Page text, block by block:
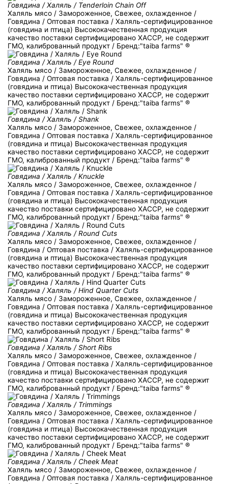
Говядина / Халяль / Tenderloin Chain Off
Халяль мясо / Замороженное, Свежее, охлажденное /
Говядина / Оптовая поставка / Халяль-сертифицированное
(говядина и птица) Высококачественная продукция
качество поставки сертифицировано ХACCP, не содержит
ГМО, калиброванный продукт / Бренд:"taiba farms" ®
Говядина / Халяль / Eye Round
Халяль мясо / Замороженное, Свежее, охлажденное /
Говядина / Оптовая поставка / Халяль-сертифицированное
(говядина и птица) Высококачественная продукция
качество поставки сертифицировано ХACCP, не содержит
ГМО, калиброванный продукт / Бренд:"taiba farms" ®
Говядина / Халяль / Shank
Халяль мясо / Замороженное, Свежее, охлажденное /
Говядина / Оптовая поставка / Халяль-сертифицированное
(говядина и птица) Высококачественная продукция
качество поставки сертифицировано ХACCP, не содержит
ГМО, калиброванный продукт / Бренд:"taiba farms" ®
Говядина / Халяль / Knuckle
Халяль мясо / Замороженное, Свежее, охлажденное /
Говядина / Оптовая поставка / Халяль-сертифицированное
(говядина и птица) Высококачественная продукция
качество поставки сертифицировано ХACCP, не содержит
ГМО, калиброванный продукт / Бренд:"taiba farms" ®
Говядина / Халяль / Round Cuts
Халяль мясо / Замороженное, Свежее, охлажденное /
Говядина / Оптовая поставка / Халяль-сертифицированное
(говядина и птица) Высококачественная продукция
качество поставки сертифицировано ХACCP, не содержит
ГМО, калиброванный продукт / Бренд:"taiba farms" ®
Говядина / Халяль / Hind Quarter Cuts
Халяль мясо / Замороженное, Свежее, охлажденное /
Говядина / Оптовая поставка / Халяль-сертифицированное
(говядина и птица) Высококачественная продукция
качество поставки сертифицировано ХACCP, не содержит
ГМО, калиброванный продукт / Бренд:"taiba farms" ®
Говядина / Халяль / Short Ribs
Халяль мясо / Замороженное, Свежее, охлажденное /
Говядина / Оптовая поставка / Халяль-сертифицированное
(говядина и птица) Высококачественная продукция
качество поставки сертифицировано ХACCP, не содержит
ГМО, калиброванный продукт / Бренд:"taiba farms" ®
Говядина / Халяль / Trimmings
Халяль мясо / Замороженное, Свежее, охлажденное /
Говядина / Оптовая поставка / Халяль-сертифицированное
(говядина и птица) Высококачественная продукция
качество поставки сертифицировано ХACCP, не содержит
ГМО, калиброванный продукт / Бренд:"taiba farms" ®
Говядина / Халяль / Cheek Meat
Халяль мясо / Замороженное, Свежее, охлажденное /
Говядина / Оптовая поставка / Халяль-сертифицированное